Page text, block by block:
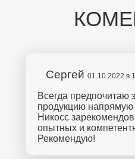
Сергей 01.10.2022 в
Всегда предпочитаю
продукцию напрямую
Никосс
опытных и
Рекомендую!